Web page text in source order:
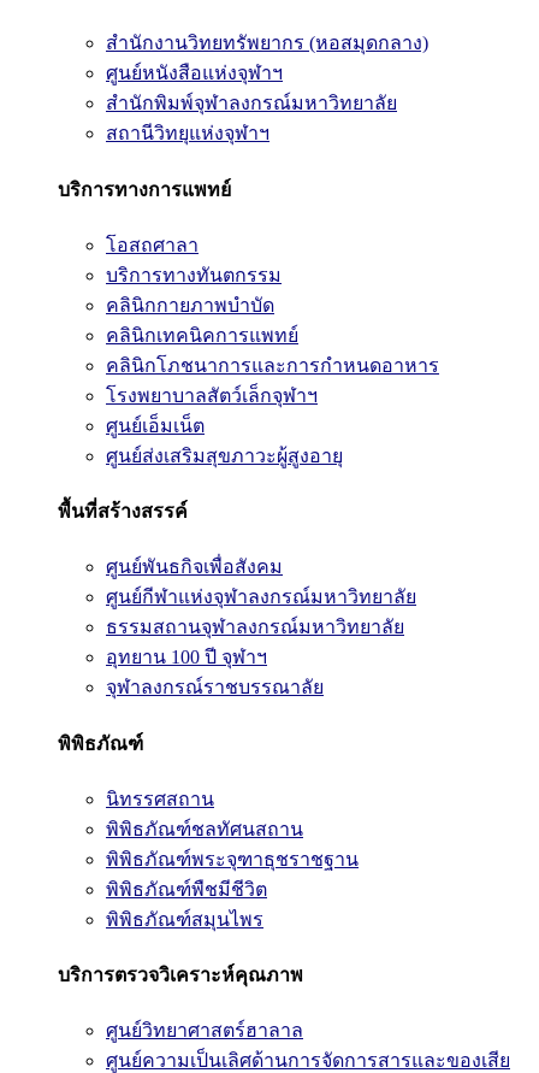
สำนักงานวิทยทรัพยากร (หอสมุดกลาง)
ศูนย์หนังสือแห่งจุฬาฯ
สำนักพิมพ์จุฬาลงกรณ์มหาวิทยาลัย
สถานีวิทยุแห่งจุฬาฯ
บริการทางการแพทย์
โอสถศาลา
บริการทางทันตกรรม
คลินิกกายภาพบำบัด
คลินิกเทคนิคการแพทย์
คลินิกโภชนาการและการกำหนดอาหาร
โรงพยาบาลสัตว์เล็กจุฬาฯ
ศูนย์เอ็มเน็ต
ศูนย์ส่งเสริมสุขภาวะผู้สูงอายุ
พื้นที่สร้างสรรค์
ศูนย์พันธกิจเพื่อสังคม
ศูนย์กีฬาแห่งจุฬาลงกรณ์มหาวิทยาลัย
ธรรมสถานจุฬาลงกรณ์มหาวิทยาลัย
อุทยาน 100 ปี จุฬาฯ
จุฬาลงกรณ์ราชบรรณาลัย
พิพิธภัณฑ์
นิทรรศสถาน
พิพิธภัณฑ์ชลทัศนสถาน
พิพิธภัณฑ์พระจุฑาธุชราชฐาน
พิพิธภัณฑ์พืชมีชีวิต
พิพิธภัณฑ์สมุนไพร
บริการตรวจวิเคราะห์คุณภาพ
ศูนย์วิทยาศาสตร์ฮาลาล
ศูนย์ความเป็นเลิศด้านการจัดการสารและของเสีย